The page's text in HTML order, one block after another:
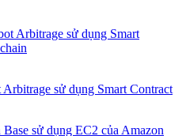
sử dụng Smart Contract